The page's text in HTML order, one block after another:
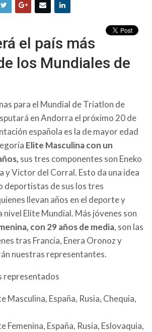
el país más
los Mundiales de
para el Mundial de Triatlon de
en Andorra el próximo 20 de
española es la de mayor edad
Elite Masculina con un
sus tres componentes son Eneko
y Victor del Corral. Esto da una idea
deportistas de sus los tres
llevan años en el deporte y
nivel Elite Mundial. Más jóvenes son
con 29 años de media, son las
tras Francia, Enera Oronoz y
nuestras representantes.
representados
Masculina, España, Rusia, Chequia,
Femenina, España, Rusia, Eslovaquia,